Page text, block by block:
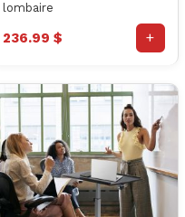
lombaire
236.99 $ +